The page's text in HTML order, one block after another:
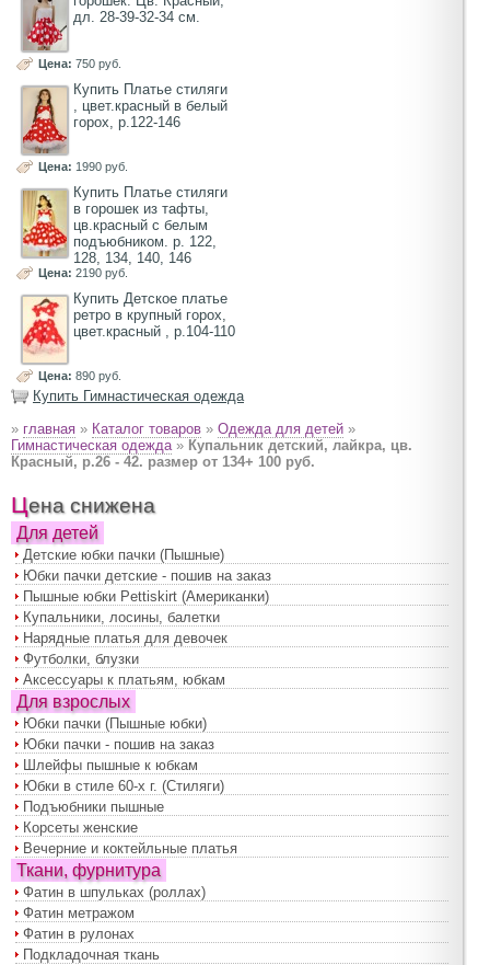
дл. 28-39-32-34 см.
Цена: 750 руб.
Купить Платье стиляги
, цвет.красный в белый
горох, р.122-146
Цена: 1990 руб.
Купить Платье стиляги
в горошек из тафты,
цв.красный с белым
подъюбником. р. 122,
128, 134, 140, 146
Цена: 2190 руб.
Купить Детское платье
ретро в крупный горох,
цвет.красный , р.104-110
Цена: 890 руб.
Купить Гимнастическая одежда
» главная » Каталог товаров » Одежда для детей »
Гимнастическая одежда» Купальник детский, лайкра, цв.
Красный, р.26 - 42. размер от 134+ 100 руб.
Цена снижена
Для детей
Детские юбки пачки (Пышные)
Юбки пачки детские - пошив на заказ
Пышные юбки Pettiskirt (Американки)
Купальники, лосины, балетки
Нарядные платья для девочек
Футболки, блузки
Аксессуары к платьям, юбкам
Для взрослых
Юбки пачки (Пышные юбки)
Юбки пачки - пошив на заказ
Шлейфы пышные к юбкам
Юбки в стиле 60-х г. (Стиляги)
Подъюбники пышные
Корсеты женские
Вечерние и коктейльные платья
Ткани, фурнитура
Фатин в шпульках (роллах)
Фатин метражом
Фатин в рулонах
Подкладочная ткань